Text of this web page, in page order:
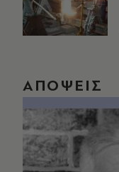
ΑΠΟΨΕΙΣ